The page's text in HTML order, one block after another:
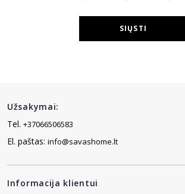
SIŲSTI
Užsakymai:
Tel. +37066506583
El. paštas: info@savashome.lt
Informacija klientui